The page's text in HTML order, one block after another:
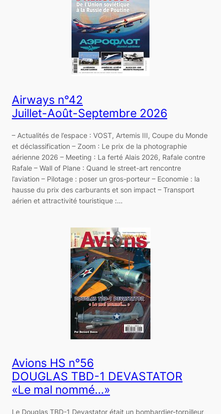
Airways n°42
Juillet-Août-Septembre 2026
– Actualités de l’espace : VOST, Artemis III, Coupe du Monde
et déclassification – Zoom : Le prix de la photographie
aérienne 2026 – Meeting : La ferté Alais 2026, Rafale contre
Rafale – Wall of Plane : Quand le street-art rencontre
l’aviation – Pilotage : poser un gros-porteur – Economie : la
hausse du prix des carburants et son impact – Transport
aérien et attractivité touristique :…
Avions HS n°56
DOUGLAS TBD-1 DEVASTATOR
«Le mal nommé…»
Le Douglas TBD-1 Devastator était un bombardier-torpilleur